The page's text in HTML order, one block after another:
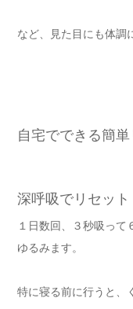
など、見た目にも体調
自宅でできる簡
深呼吸でリセット
１日数回、３秒吸っ
ゆるみます。
特に寝る前に行うと